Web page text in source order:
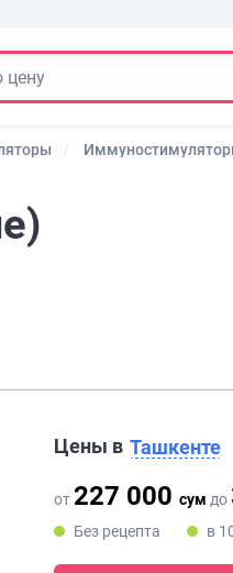
Цены в Ташкенте
от 227 000 сум до
Без рецепта
в